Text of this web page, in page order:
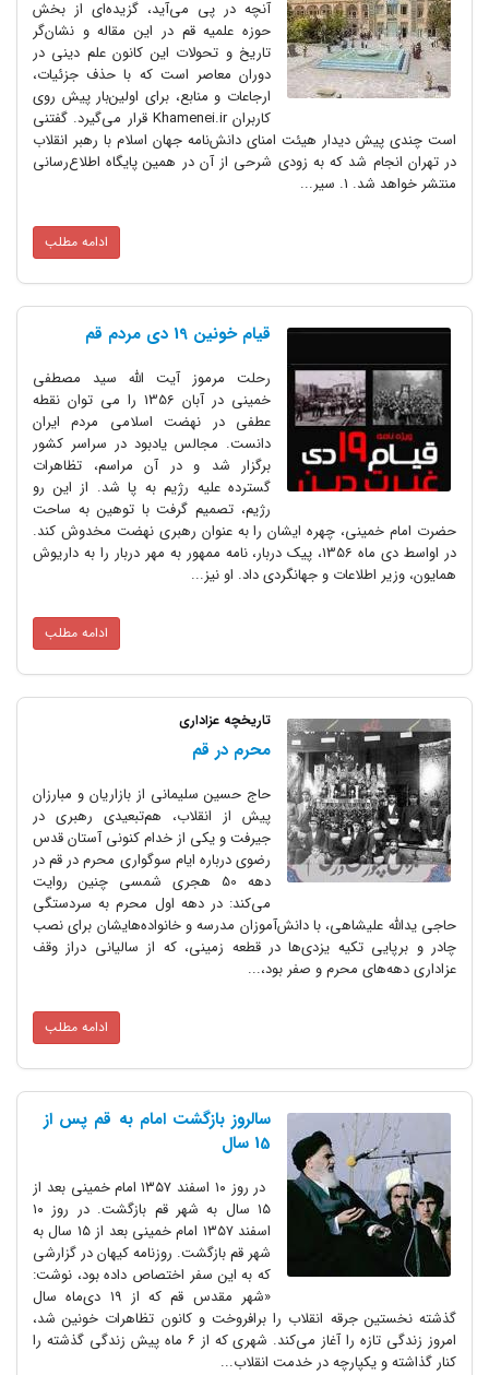
آنچه در پی می‌آید، گزیده‌ای از بخش
حوزه علمیه قم در این مقاله و نشان‌گر
تاریخ و تحولات این کانون علم دینی در
دوران معاصر است که با حذف جزئیات،
ارجاعات و منابع، برای اولین‌بار پیش روی
کاربران Khamenei.ir قرار می‌گیرد. گفتنی
است چندی پیش دیدار هیئت امنای دانش‌نامه جهان اسلام با رهبر انقلاب
در تهران انجام شد که به زودی شرحی از آن در همین پایگاه اطلاع‌رسانی
منتشر خواهد شد. 1. سیر...
ادامه مطلب
قیام خونین 19 دی مردم قم
رحلت مرموز آیت الله سید مصطفی
خمینی در آبان 1356 را می توان نقطه
عطفی در نهضت اسلامی مردم ایران
دانست. مجالس یادبود در سراسر کشور
برگزار شد و در آن مراسم، تظاهرات
گسترده علیه رژیم به پا شد. از این رو
رژیم، تصمیم گرفت با توهین به ساحت
حضرت امام خمینی، چهره ایشان را به عنوان رهبری نهضت مخدوش کند.
در اواسط دی ماه 1356، پیک دربار، نامه ممهور به مهر دربار را به داریوش
همایون، وزیر اطلاعات و جهانگردی داد. او نیز...
ادامه مطلب
تاریخچه عزاداری
محرم در قم
حاج حسین سلیمانی از بازاریان و مبارزان
پیش از انقلاب، هم‌تبعیدی رهبری در
جیرفت و یکی از خدام کنونی آستان قدس
رضوی درباره ایام سوگواری محرم در قم در
دهه 50 هجری شمسی چنین روایت
می‌کند: در دهه اول محرم به سردستگی
حاجی یدالله علیشاهی، با دانش‌آموزان مدرسه و خانواده‌‌هایشان برای نصب
چادر و برپایی تکیه یزدی‌ها در قطعه زمینی، که از سالیانی دراز وقف
عزاداری دهه‌‌های محرم و صفر بود،...
ادامه مطلب
سالروز بازگشت امام به قم پس از
در روز ۱۰ اسفند ۱۳۵۷ امام خمینی بعد از
۱۵ سال به شهر قم بازگشت. در روز ۱۰
اسفند ۱۳۵۷ امام خمینی بعد از ۱۵ سال به
شهر قم بازگشت. روزنامه کیهان در گزارشی
که به این سفر اختصاص داده بود، نوشت:
«شهر مقدس قم که از ۱۹ دی‌ماه سال
گذشته نخستین جرقه انقلاب را برافروخت و کانون تظاهرات خونین شد،
امروز زندگی تازه را آغاز می‌کند. شهری که از ۶ ماه پیش زندگی گذشته را
کنار گذاشته و یکپارچه در خدمت انقلاب...